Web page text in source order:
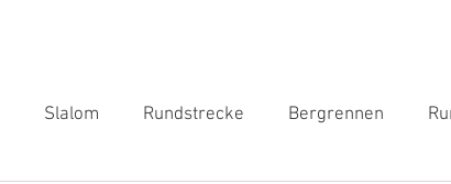
Slalom Rundstrecke Bergrennen